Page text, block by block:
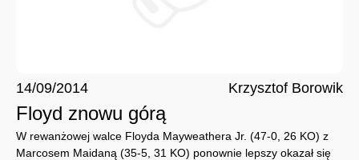
14/09/2014 Krzysztof Borowik
Floyd znowu górą
W rewanżowej walce Floyda Mayweathera Jr. (47-0, 26 KO) z
Marcosem Maidaną (35-5, 31 KO) ponownie lepszy okazał się